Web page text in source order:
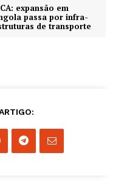
expansão em
passa por infra-
de transporte